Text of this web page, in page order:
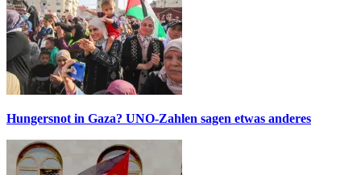
Hungersnot in Gaza? UNO-Zahlen sagen etwas anderes